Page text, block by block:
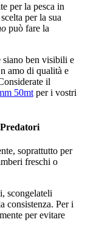
per la pesca in
per la sua
può fare la
siano ben visibili e
amo di qualità e
il
50mt per i vostri
soprattutto per
freschi o
scongelateli
consistenza. Per i
per evitare